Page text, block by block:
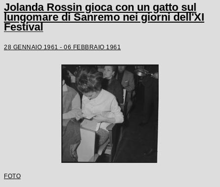
Jolanda Rossin gioca con un gatto sul
lungomare di Sanremo nei giorni dell'XI
Festival
28 GENNAIO 1961 - 06 FEBBRAIO 1961
FOTO